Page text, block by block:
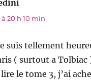
à 20 h 10 min
suis tellement
( surtout a Tolbiac
lire le tome 3, j’ai